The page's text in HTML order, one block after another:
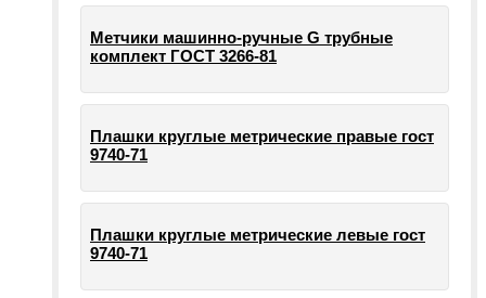
Метчики машинно-ручные G трубные
комплект ГОСТ 3266-81
Плашки круглые метрические правые гост
9740-71
Плашки круглые метрические левые гост
9740-71